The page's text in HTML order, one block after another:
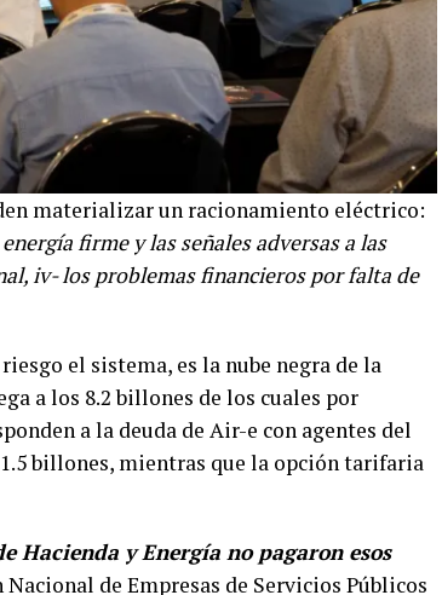
materializar un racionamiento eléctrico:
firme y las señales adversas a las
iv- los problemas financieros por falta de
el sistema, es la nube negra de la
a los 8.2 billones de los cuales por
a la deuda de Air-e con agentes del
billones, mientras que la opción tarifaria
Hacienda y Energía no pagaron esos
de Empresas de Servicios Públicos